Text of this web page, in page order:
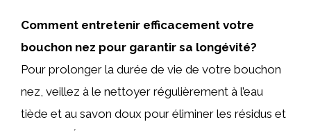
Comment entretenir efficacement votre
bouchon nez pour garantir sa longévité?
Pour prolonger la durée de vie de votre bouchon
nez, veillez à le nettoyer régulièrement à l’eau
tiède et au savon doux pour éliminer les résidus et